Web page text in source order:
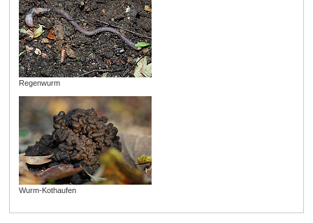
Regenwurm
Wurm-Kothaufen